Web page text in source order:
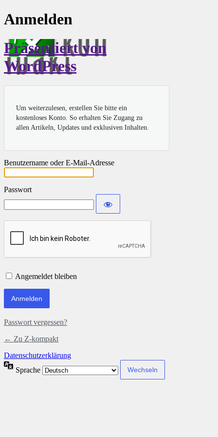
Anmelden
Präsentiert von
WordPress
Um weiterzulesen, erstellen Sie bitte ein
kostenloses Konto. So erhalten Sie Zugang zu
allen Artikeln, Updates und exklusiven Inhalten.
Benutzername oder E-Mail-Adresse
Passwort
Angemeldet bleiben
Passwort vergessen?
← Zu Z-kompakt
Datenschutzerklärung
Sprache